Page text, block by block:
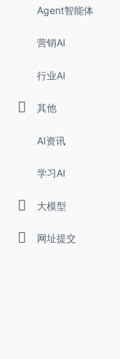
Agent智能体
营销AI
行业AI
其他
AI资讯
学习AI
大模型
网址提交